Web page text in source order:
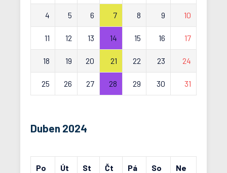
4 5 6 7 8 9 10
11 12 13 14 15 16 17
18 19 20 21 22 23 24
25 26 27 28 29 30 31
Duben 2024
Po Út St Čt Pá So Ne